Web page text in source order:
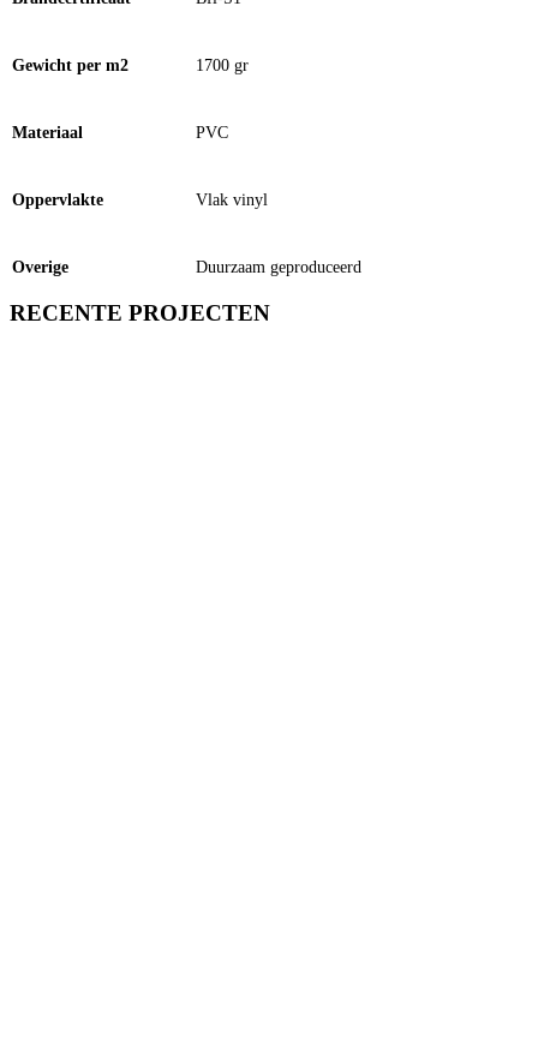
Gewicht per m2 1700 gr
Materiaal PVC
Oppervlakte Vlak vinyl
Overige Duurzaam geproduceerd
RECENTE PROJECTEN